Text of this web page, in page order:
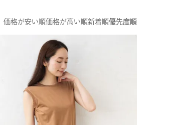
価格が安い順価格が高い順新着順優先度順